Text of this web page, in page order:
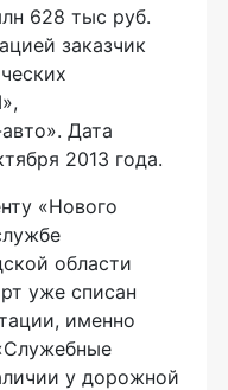
628 тыс руб.
заказчик
,
. Дата
2013 года.
«Нового
области
уже списан
именно
у дорожной